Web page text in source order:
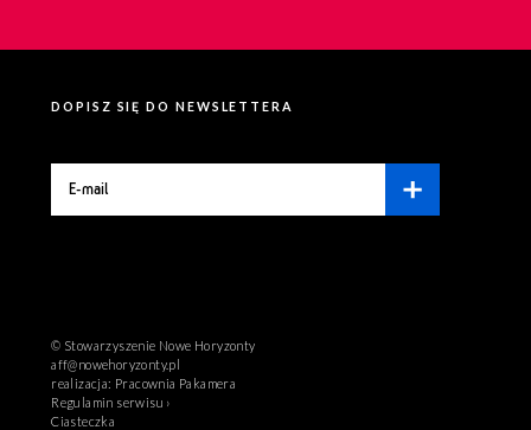
DOPISZ SIĘ DO NEWSLETTERA
© Stowarzyszenie Nowe Horyzonty
aff@nowehoryzonty.pl
realizacja: Pracownia Pakamera
Regulamin serwisu ›
Ciasteczka